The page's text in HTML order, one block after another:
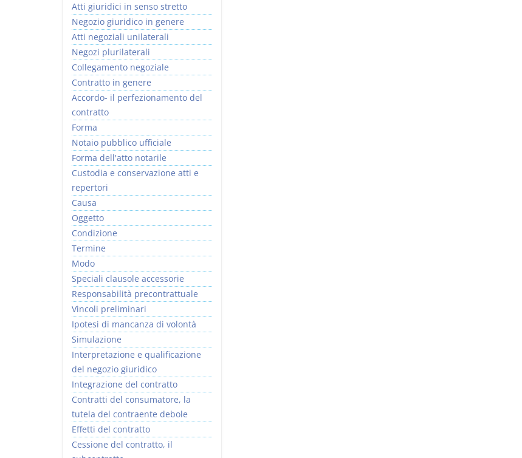
Atti giuridici in senso stretto
Negozio giuridico in genere
Atti negoziali unilaterali
Negozi plurilaterali
Collegamento negoziale
Contratto in genere
Accordo- il perfezionamento del
contratto
Forma
Notaio pubblico ufficiale
Forma dell'atto notarile
Custodia e conservazione atti e
repertori
Causa
Oggetto
Condizione
Termine
Modo
Speciali clausole accessorie
Responsabilità precontrattuale
Vincoli preliminari
Ipotesi di mancanza di volontà
Simulazione
Interpretazione e qualificazione
del negozio giuridico
Integrazione del contratto
Contratti del consumatore, la
tutela del contraente debole
Effetti del contratto
Cessione del contratto, il